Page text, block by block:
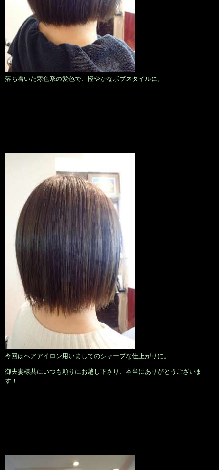
落ち着いた寒色系の髪色で、軽やかなボブスタイルに。
今回はヘアアイロン用いましてのシャープな仕上がりに。
御夫妻様共にいつも頼りにお越し下さり、本当にありがとうございま
す！